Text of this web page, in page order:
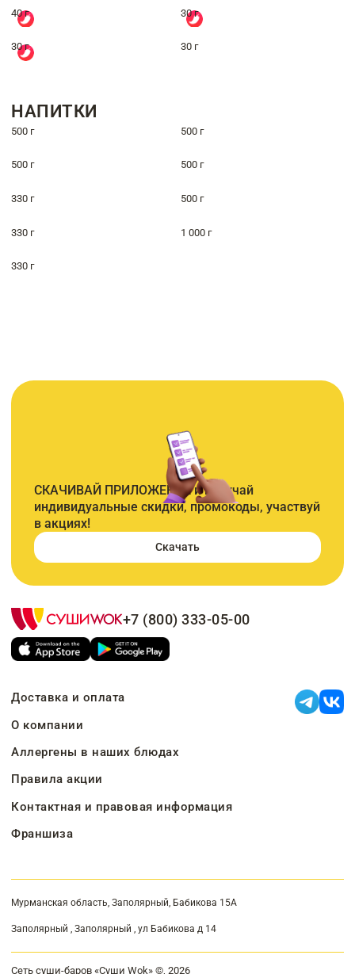
40 г 30 г
30 г 30 г
НАПИТКИ
500 г 500 г
500 г 500 г
330 г 500 г
330 г 1 000 г
330 г
СКАЧИВАЙ ПРИЛОЖЕНИЕ и получай
индивидуальные скидки, промокоды, участвуй
в акциях!
Скачать
+7 (800) 333-05-00
Доставка и оплата
О компании
Аллергены в наших блюдах
Правила акции
Контактная и правовая информация
Франшиза
Мурманская область, Заполярный, Бабикова 15А
Заполярный , Заполярный , ул Бабикова д 14
Сеть суши-баров «Суши Wok» ©, 2026